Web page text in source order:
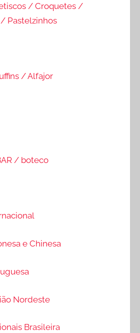
/ Croquetes /
Pastelzinhos
/ Alfajor
/ boteco
e Chinesa
Nordeste
Brasileira